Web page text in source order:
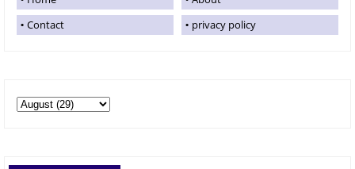
Contact
privacy policy